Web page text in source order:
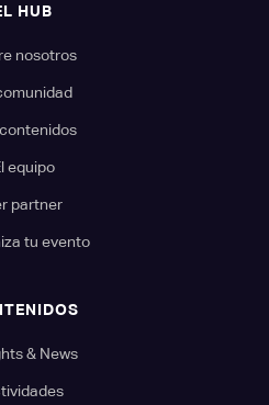
HUB
nosotros
equipo
partner
tu evento
& News